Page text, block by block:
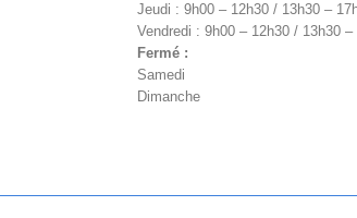
Jeudi : 9h00 – 12h30 / 13h30 –
Vendredi : 9h00 – 12h30 / 13h30 –
Fermé :
Samedi
Dimanche